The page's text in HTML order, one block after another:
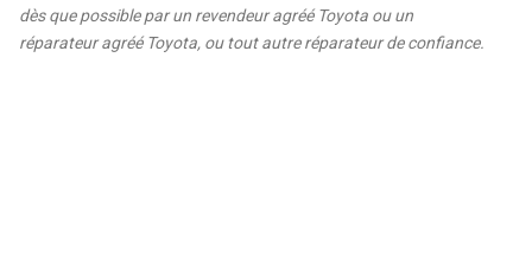
dès que possible par un revendeur agréé Toyota ou un
réparateur agréé Toyota, ou tout autre réparateur de confiance.